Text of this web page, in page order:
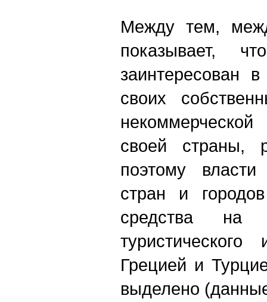
Между тем,
показывает,
заинтересован
своих
своей страны,
поэтому
стран и
средства на
Грецией и
выделено